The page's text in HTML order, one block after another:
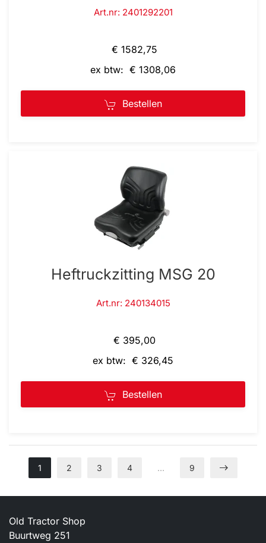
Art.nr: 2401292201
€ 1582,75
ex btw: € 1308,06
Bestellen
Heftruckzitting MSG 20
Art.nr: 240134015
€ 395,00
ex btw: € 326,45
Bestellen
1 2 3 4 … 9
Old Tractor Shop
Buurtweg 251